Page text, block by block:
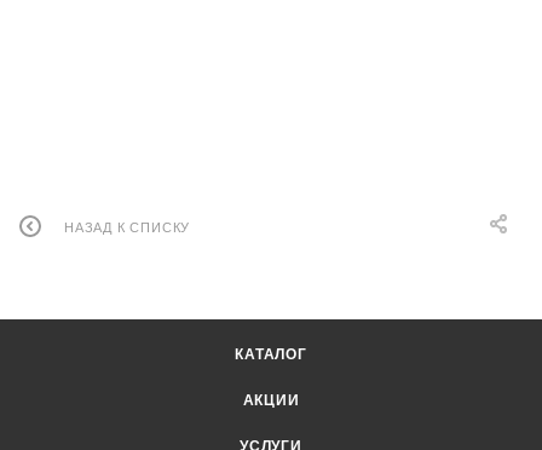
НАЗАД К СПИСКУ
КАТАЛОГ
АКЦИИ
УСЛУГИ